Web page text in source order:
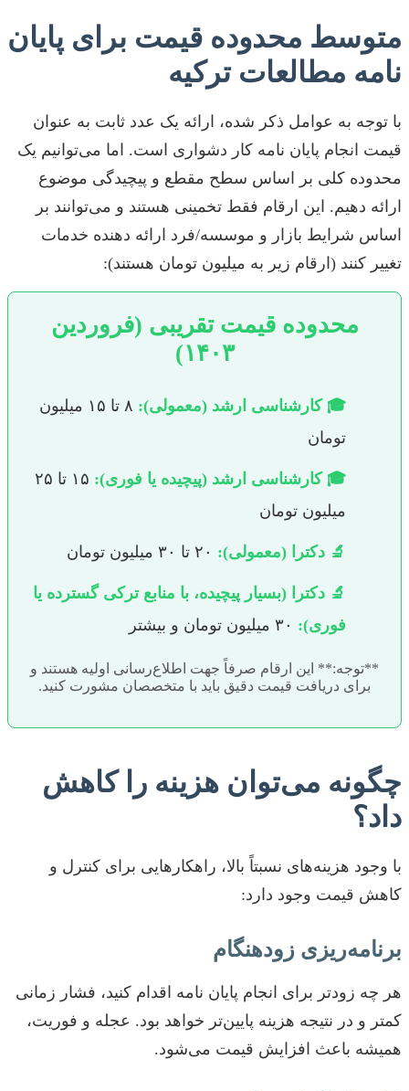
متوسط محدوده قیمت برای پایان
نامه مطالعات ترکیه
با توجه به عوامل ذکر شده، ارائه یک عدد ثابت به عنوان
قیمت انجام پایان نامه کار دشواری است. اما می‌توانیم یک
محدوده کلی بر اساس سطح مقطع و پیچیدگی موضوع
ارائه دهیم. این ارقام فقط تخمینی هستند و می‌توانند بر
اساس شرایط بازار و موسسه/فرد ارائه دهنده خدمات
تغییر کنند (ارقام زیر به میلیون تومان هستند):
محدوده قیمت تقریبی (فروردین
۱۴۰۳)
🎓 کارشناسی ارشد (معمولی):
٨ تا ۱۵ میلیون
تومان
🎓 کارشناسی ارشد (پیچیده یا فوری):
۱۵ تا ۲۵
میلیون تومان
🔬 دکترا (معمولی):
🔬 دکترا (بسیار پیچیده، با منابع ترکی گسترده یا
فوری):
**توجه:** این ارقام صرفاً جهت اطلاع‌رسانی اولیه هستند و
برای دریافت قیمت دقیق باید با متخصصان مشورت کنید.
چگونه می‌توان هزینه را کاهش
داد؟
با وجود هزینه‌های نسبتاً بالا، راهکارهایی برای کنترل و
کاهش قیمت وجود دارد:
برنامه‌ریزی زودهنگام
هر چه زودتر برای انجام پایان نامه اقدام کنید، فشار زمانی
کمتر و در نتیجه هزینه پایین‌تر خواهد بود. عجله و فوریت،
همیشه باعث افزایش قیمت می‌شود.